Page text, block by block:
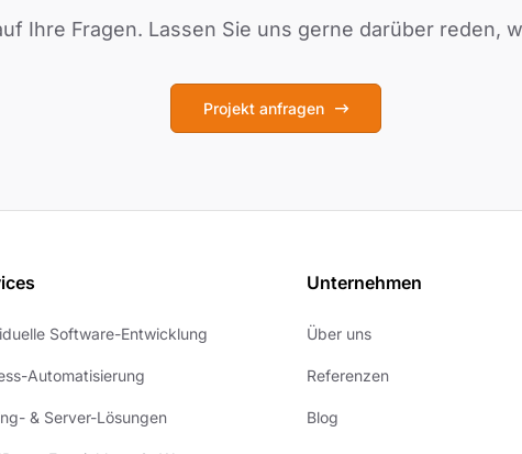
Ihre Fragen. Lassen Sie uns gerne darüber reden,
Projekt anfragen
Software-Entwicklung
Automatisierung
& Server-Lösungen
Unternehmen
Über uns
Referenzen
Blog